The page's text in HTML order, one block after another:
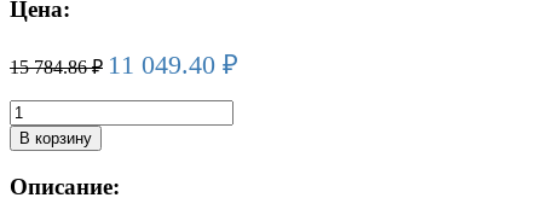
Цена:
15 784.86₽ 11 049.40 ₽
Количество
товара
CREED
IRIS
TUBEREUSE
В корзину
Описание: